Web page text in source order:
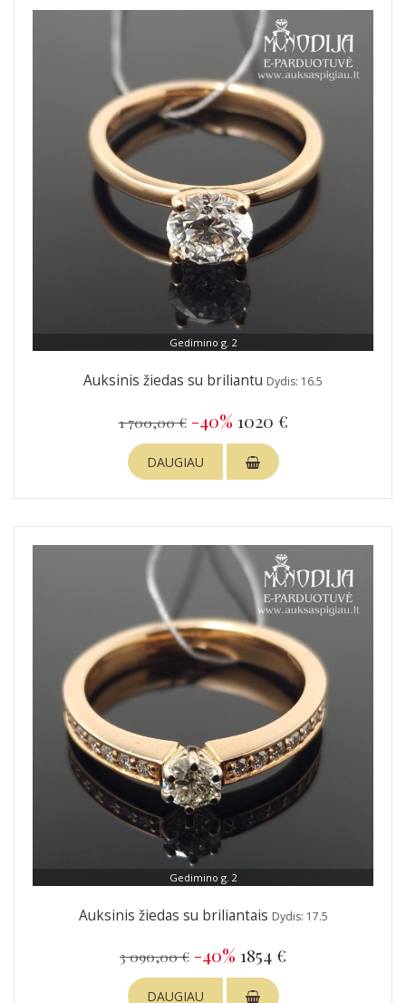
Gedimino g. 2
Auksinis žiedas su briliantu Dydis: 16.5
1 700,00 € -40% 1020 €
DAUGIAU
Gedimino g. 2
Auksinis žiedas su briliantais Dydis: 17.5
3 090,00 € -40% 1854 €
DAUGIAU